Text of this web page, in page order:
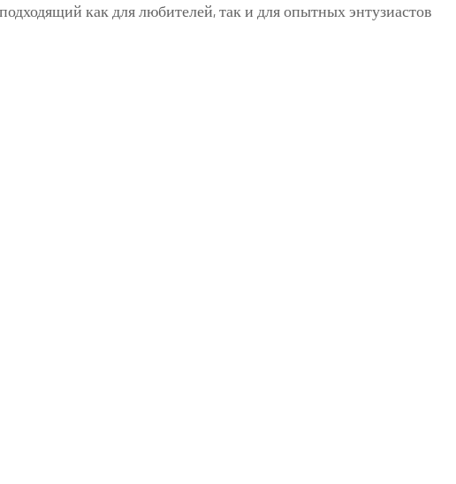
как для любителей, так и для опытных энтузиастов